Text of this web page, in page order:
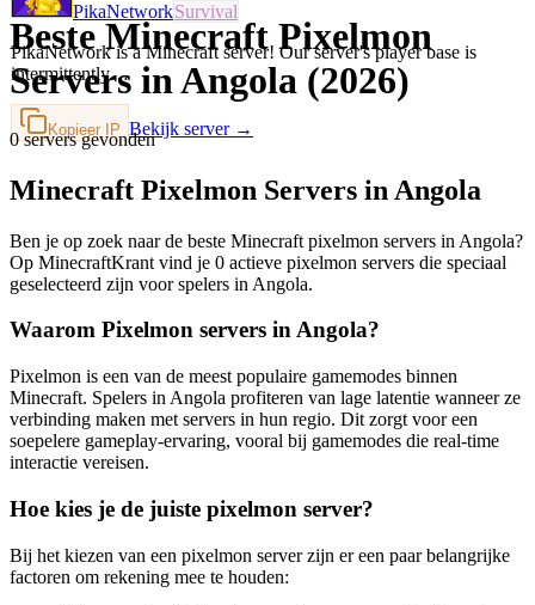
PikaNetworkSurvival
PikaNetwork is a Minecraft server! Our server's player base is
intermittently…
Kopieer IP Bekijk server →
Beste Minecraft Pixelmon
Servers in Angola (2026)
0 servers gevonden
Minecraft Pixelmon Servers in Angola
Ben je op zoek naar de beste Minecraft pixelmon servers in Angola?
Op MinecraftKrant vind je 0 actieve pixelmon servers die speciaal
geselecteerd zijn voor spelers in Angola.
Waarom Pixelmon servers in Angola?
Pixelmon is een van de meest populaire gamemodes binnen
Minecraft. Spelers in Angola profiteren van lage latentie wanneer ze
verbinding maken met servers in hun regio. Dit zorgt voor een
soepelere gameplay-ervaring, vooral bij gamemodes die real-time
interactie vereisen.
Hoe kies je de juiste pixelmon server?
Bij het kiezen van een pixelmon server zijn er een paar belangrijke
factoren om rekening mee te houden: